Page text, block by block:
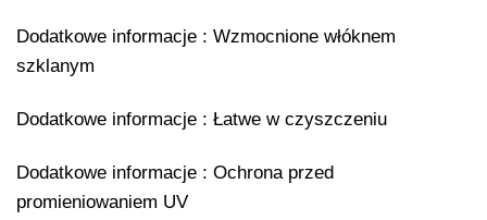
Dodatkowe informacje : Wzmocnione włóknem
szklanym
Dodatkowe informacje : Łatwe w czyszczeniu
Dodatkowe informacje : Ochrona przed
promieniowaniem UV